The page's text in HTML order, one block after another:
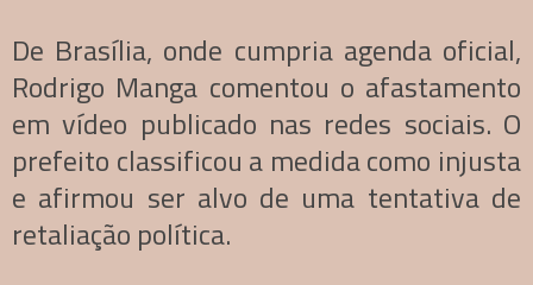
De Brasília, onde cumpria agenda oficial,
Rodrigo Manga comentou o afastamento
em vídeo publicado nas redes sociais. O
prefeito classificou a medida como injusta
e afirmou ser alvo de uma tentativa de
retaliação política.